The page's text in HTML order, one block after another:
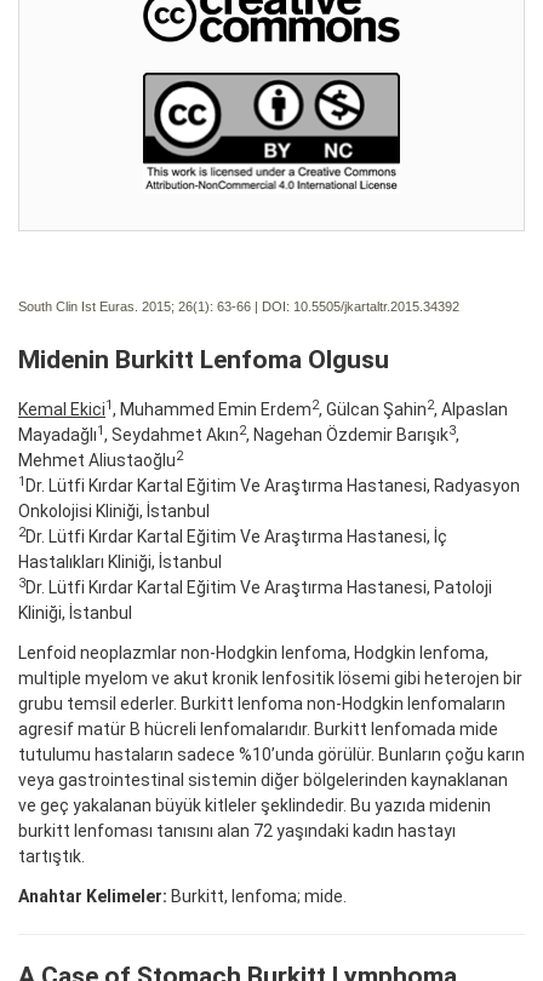
South Clin Ist Euras. 2015; 26(1): 63-66 | DOI: 10.5505/jkartaltr.2015.34392
Midenin Burkitt Lenfoma Olgusu
Kemal Ekici1, Muhammed Emin Erdem2, Gülcan Şahin2, Alpaslan
Mayadağlı1, Seydahmet Akın2, Nagehan Özdemir Barışık3,
Mehmet Aliustaoğlu2
1 Dr. Lütfi Kırdar Kartal Eğitim Ve Araştırma Hastanesi, Radyasyon
Onkolojisi Kliniği, İstanbul
2Dr. Lütfi Kırdar Kartal Eğitim Ve Araştırma Hastanesi, İç
Hastalıkları Kliniği, İstanbul
3Dr. Lütfi Kırdar Kartal Eğitim Ve Araştırma Hastanesi, Patoloji
Kliniği, İstanbul
Lenfoid neoplazmlar non-Hodgkin lenfoma, Hodgkin lenfoma,
multiple myelom ve akut kronik lenfositik lösemi gibi heterojen bir
grubu temsil ederler. Burkitt lenfoma non-Hodgkin lenfomaların
agresif matür B hücreli lenfomalarıdır. Burkitt lenfomada mide
tutulumu hastaların sadece %10’unda görülür. Bunların çoğu karın
veya gastrointestinal sistemin diğer bölgelerinden kaynaklanan
ve geç yakalanan büyük kitleler şeklindedir. Bu yazıda midenin
burkitt lenfoması tanısını alan 72 yaşındaki kadın hastayı
tartıştık.
Anahtar Kelimeler: Burkitt, lenfoma; mide.